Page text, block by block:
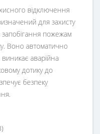
відключення
для захисту
пожежам
Воно автоматично
аварійна
дотику до
безпеку